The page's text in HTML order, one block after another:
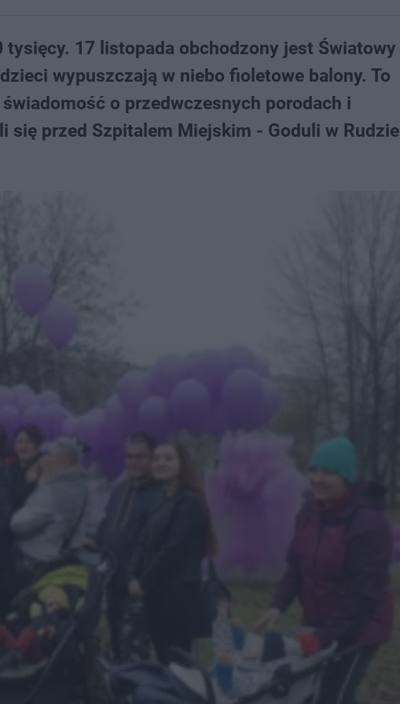
17 listopada obchodzony jest Światowy
wypuszczają w niebo fioletowe balony. To
o przedwczesnych porodach i
się przed Szpitalem Miejskim - Goduli w Rudzie